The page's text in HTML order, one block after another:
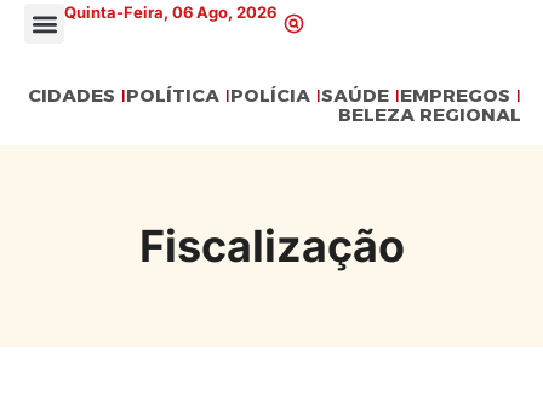
Quinta-Feira, 06 Ago, 2026
CIDADES POLÍTICA POLÍCIA SAÚDE EMPREGOS
BELEZA REGIONAL
Fiscalização